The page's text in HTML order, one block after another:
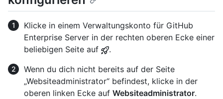
Klicke in einem Verwaltungskonto für GitHub
Enterprise Server in der rechten oberen Ecke einer
beliebigen Seite auf
.
Wenn du dich nicht bereits auf der Seite
„Websiteadministrator“ befindest, klicke in der
oberen linken Ecke auf Websiteadministrator.